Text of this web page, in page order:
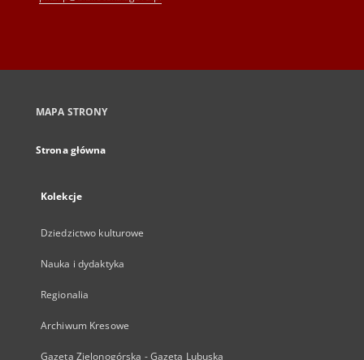
MAPA STRONY
Strona główna
Kolekcje
Dziedzictwo kulturowe
Nauka i dydaktyka
Regionalia
Archiwum Kresowe
Gazeta Zielonogórska - Gazeta Lubuska